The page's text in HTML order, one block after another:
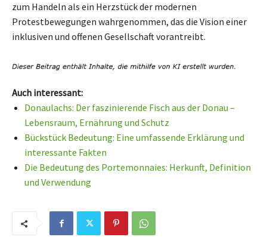
zum Handeln als ein Herzstück der modernen
Protestbewegungen wahrgenommen, das die Vision einer
inklusiven und offenen Gesellschaft vorantreibt.
Auch interessant:
Donaulachs: Der faszinierende Fisch aus der Donau –
Lebensraum, Ernährung und Schutz
Bückstück Bedeutung: Eine umfassende Erklärung und
interessante Fakten
Die Bedeutung des Portemonnaies: Herkunft, Definition
und Verwendung